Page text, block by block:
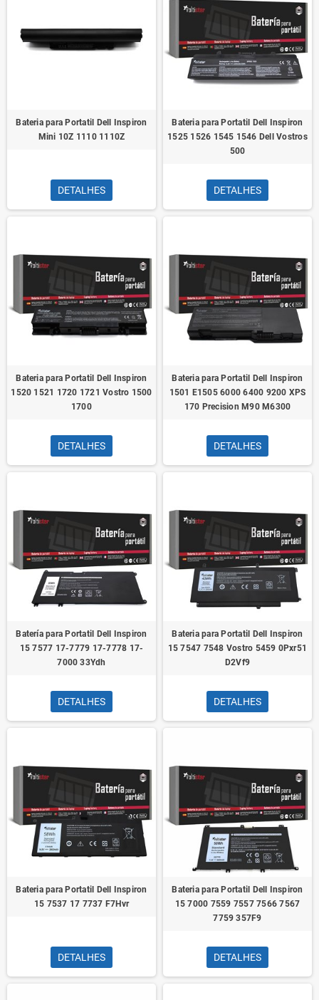
Bateria para Portatil Dell Inspiron
Mini 10Z 1110 1110Z
DETALHES
Bateria para Portatil Dell Inspiron
1525 1526 1545 1546 Dell Vostros
500
DETALHES
Bateria para Portatil Dell Inspiron
1520 1521 1720 1721 Vostro 1500
1700
DETALHES
Bateria para Portatil Dell Inspiron
1501 E1505 6000 6400 9200 XPS
170 Precision M90 M6300
DETALHES
Batería para Portatil Dell Inspiron
15 7577 17-7779 17-7778 17-
7000 33Ydh
DETALHES
Bateria para Portatil Dell Inspiron
15 7547 7548 Vostro 5459 0Pxr51
D2Vf9
DETALHES
Bateria para Portatil Dell Inspiron
15 7537 17 7737 F7Hvr
DETALHES
Bateria para Portatil Dell Inspiron
15 7000 7559 7557 7566 7567
7759 357F9
DETALHES